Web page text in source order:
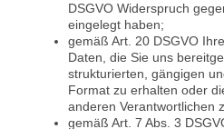
DSGVO Widerspruch
eingelegt haben;
gemäß Art. 20 DSGVO
Daten, die Sie uns
strukturierten, gängigen
Format zu erhalten oder
anderen Verantwortlichen
gemäß Art. 7 Abs. 3